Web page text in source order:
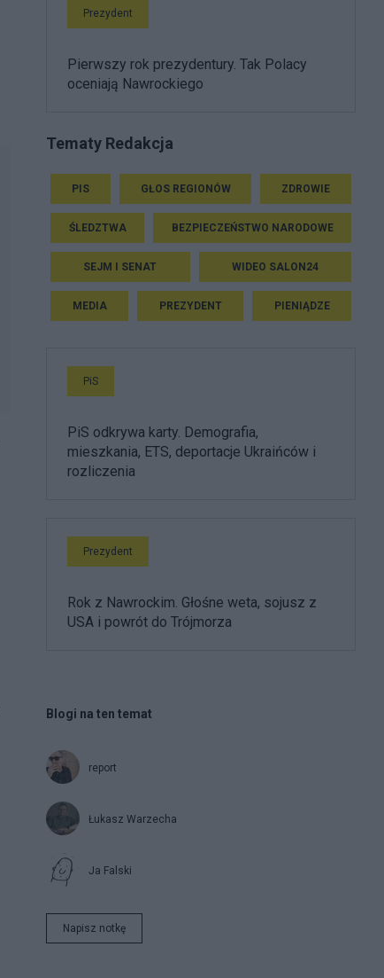
Prezydent
Pierwszy rok prezydentury. Tak Polacy
oceniają Nawrockiego
Tematy Redakcja
PIS GŁOS REGIONÓW ZDROWIE
ŚLEDZTWA BEZPIECZEŃSTWO NARODOWE
SEJM I SENAT WIDEO SALON24
MEDIA PREZYDENT PIENIĄDZE
PiS
PiS odkrywa karty. Demografia,
mieszkania, ETS, deportacje Ukraińców i
rozliczenia
Prezydent
Rok z Nawrockim. Głośne weta, sojusz z
USA i powrót do Trójmorza
Blogi na ten temat
report
Łukasz Warzecha
Ja Falski
Napisz notkę